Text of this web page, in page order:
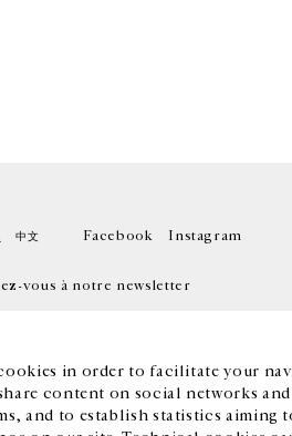
cookies in order to facilitate your
content on social networks
and to establish statistics aiming
中文 Facebook Instagram
vous à notre newsletter